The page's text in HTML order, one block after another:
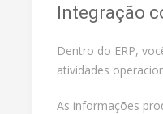
Integração
Dentro do ERP,
atividades
As informações